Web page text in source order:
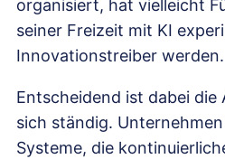
organisiert, hat vielleicht
seiner Freizeit mit KI
Innovationstreiber werden.
Entscheidend ist dabei
sich ständig.
Systeme, die